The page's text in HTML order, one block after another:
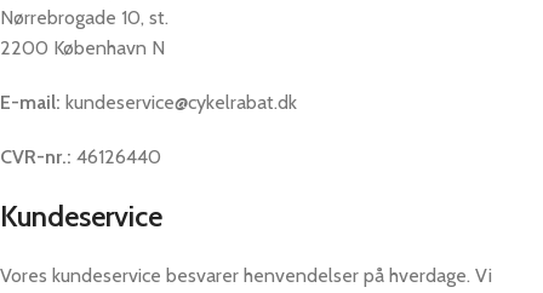
Nørrebrogade 10, st.
2200 København N
E-mail: kundeservice@cykelrabat.dk
CVR-nr.: 46126440
Kundeservice
Vores kundeservice besvarer henvendelser på hverdage. Vi